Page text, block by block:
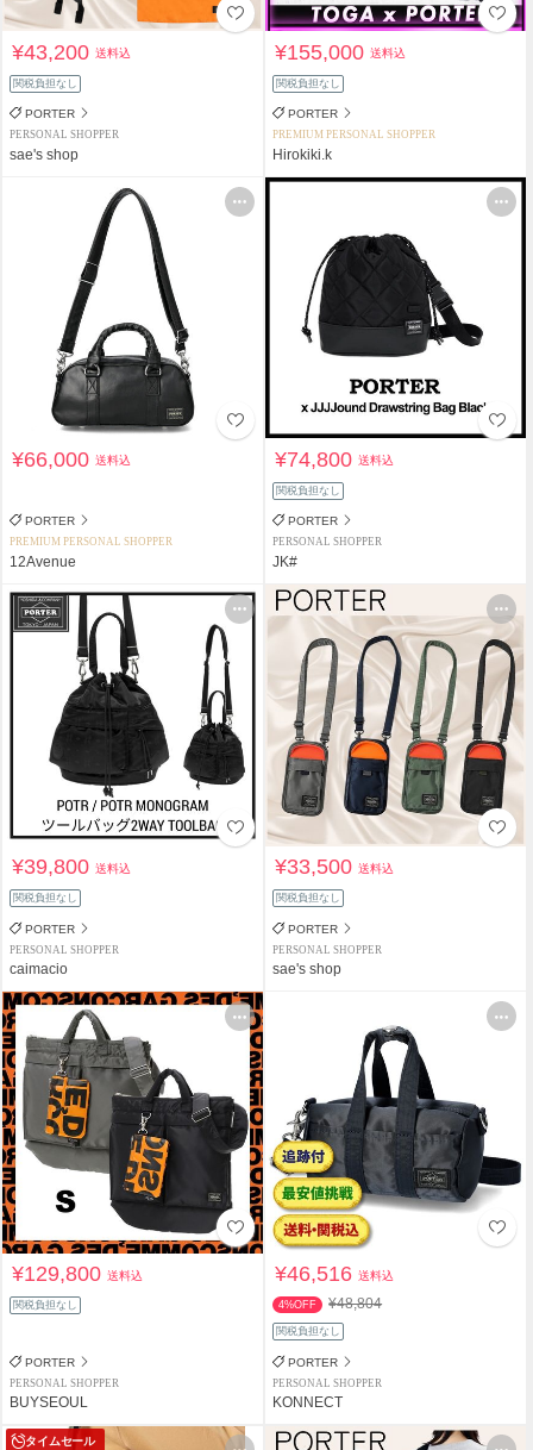
¥43,200送料込
関税負担なし
PORTER
PERSONAL SHOPPER
sae's shop
¥155,000送料込
関税負担なし
PORTER
PREMIUM PERSONAL SHOPPER
Hirokiki.k
¥66,000送料込
PORTER
PREMIUM PERSONAL SHOPPER
12Avenue
¥74,800送料込
関税負担なし
PORTER
PERSONAL SHOPPER
JK#
¥39,800送料込
関税負担なし
PORTER
PERSONAL SHOPPER
caimacio
¥33,500送料込
関税負担なし
PORTER
PERSONAL SHOPPER
sae's shop
¥129,800送料込
関税負担なし
PORTER
PERSONAL SHOPPER
BUYSEOUL
¥46,516送料込
4%OFF ¥48,804
関税負担なし
PORTER
PERSONAL SHOPPER
KONNECT
タイムセール